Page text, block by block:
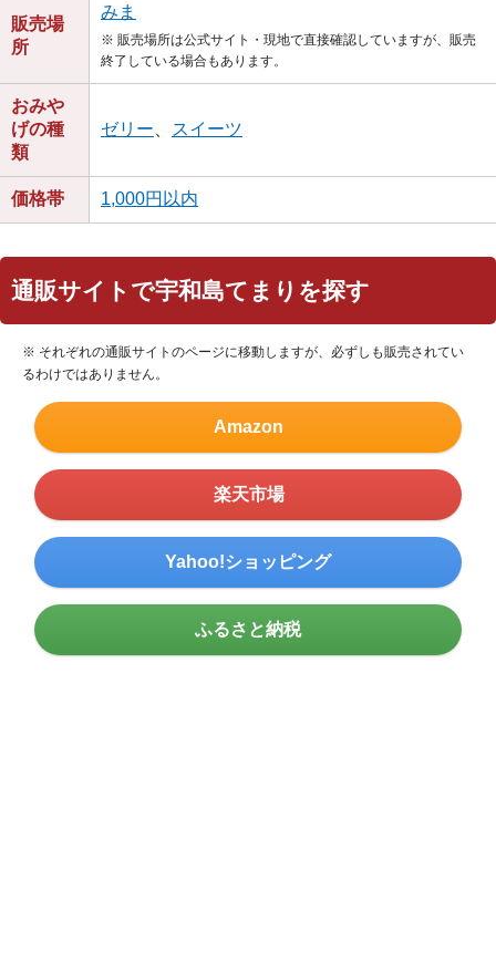
販売場
所
みま
※ 販売場所は公式サイト・現地で直接確認していますが、販売
終了している場合もあります。
おみや
げの種
類
ゼリー スイーツ
価格帯 1,000円以内
通販サイトで宇和島てまりを探す
※ それぞれの通販サイトのページに移動しますが、必ずしも販売されてい
るわけではありません。
Amazon
楽天市場
Yahoo!ショッピング
ふるさと納税